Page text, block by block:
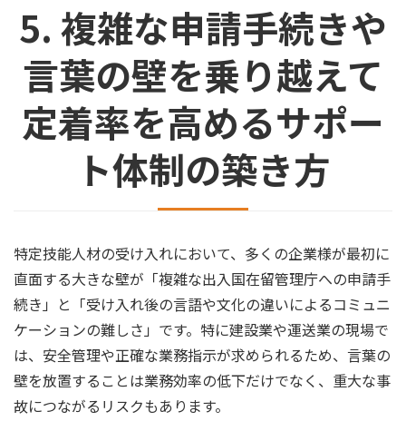
5. 複雑な申請手続きや
言葉の壁を乗り越えて
定着率を高めるサポー
ト体制の築き方
特定技能人材の受け入れにおいて、多くの企業様が最初に
直面する大きな壁が「複雑な出入国在留管理庁への申請手
続き」と「受け入れ後の言語や文化の違いによるコミュニ
ケーションの難しさ」です。特に建設業や運送業の現場で
は、安全管理や正確な業務指示が求められるため、言葉の
壁を放置することは業務効率の低下だけでなく、重大な事
故につながるリスクもあります。